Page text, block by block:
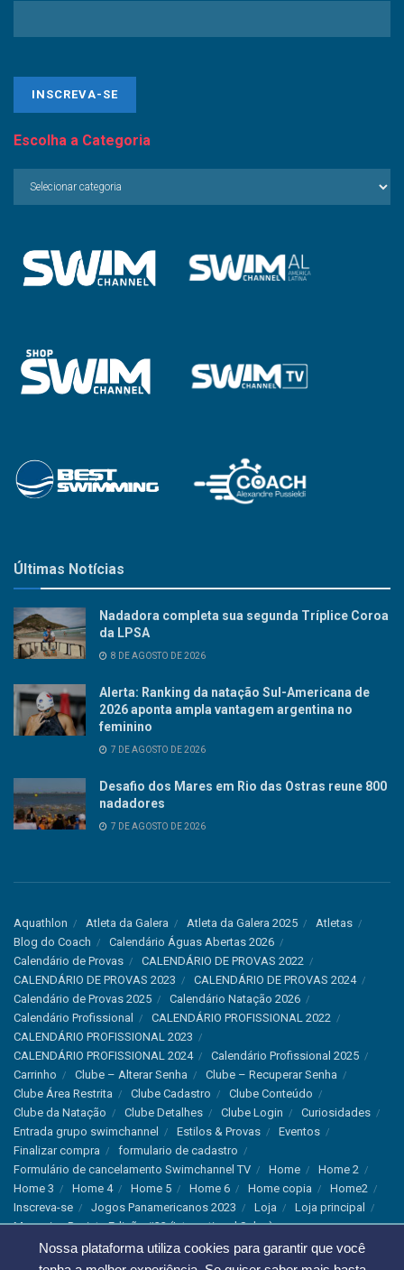
Nossa plataforma utiliza cookies para garantir que você
Escolha a Categoria
Escolha
Últimas Notícias
Nadadora completa sua segunda Tríplice Coroa
da LPSA
8 DE AGOSTO DE 2026
Alerta: Ranking da natação Sul-Americana de
2026 aponta ampla vantagem argentina no
feminino
7 DE AGOSTO DE 2026
Desafio dos Mares em Rio das Ostras reune 800
nadadores
7 DE AGOSTO DE 2026
Aquathlon Atleta da Galera Atleta da Galera 2025
Atletas
Blog do Coach
Calendário Águas Abertas 2026
Calendário de Provas
CALENDÁRIO DE PROVAS 2022
CALENDÁRIO DE PROVAS 2023
CALENDÁRIO DE PROVAS 2024
Calendário de Provas 2025
Calendário Natação 2026
Calendário Profissional
CALENDÁRIO PROFISSIONAL 2022
CALENDÁRIO PROFISSIONAL 2023
CALENDÁRIO PROFISSIONAL 2024
Calendário Profissional 2025
Carrinho
Clube – Alterar Senha
Clube – Recuperar Senha
Clube Área Restrita
Clube Cadastro
Clube Conteúdo
Clube da Natação
Clube Detalhes Clube Login
Curiosidades
Entrada grupo swimchannel
Estilos & Provas
Eventos
Finalizar compra
formulario de cadastro
Formulário de cancelamento Swimchannel TV
Home
Home 2
Home 3
Home 4 Home 5 Home 6 Home copia
Home2
Inscreva-se
Jogos Panamericanos 2023 Loja
Loja principal
Magazine Revista Edição #33 (International Sales)
Magazine Swimchannel (International Sale)
Marcas
Minha conta
Newsletter Notícias Notícias Instagram